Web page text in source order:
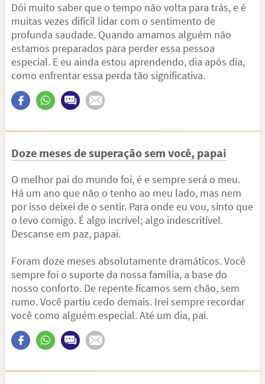
Dói muito saber que o tempo não volta para trás, e é
muitas vezes difícil lidar com o sentimento de
profunda saudade. Quando amamos alguém não
estamos preparados para perder essa pessoa
especial. E eu ainda estou aprendendo, dia após dia,
como enfrentar essa perda tão significativa.
Doze meses de superação sem você, papai
O melhor pai do mundo foi, é e sempre será o meu.
Há um ano que não o tenho ao meu lado, mas nem
por isso deixei de o sentir. Para onde eu vou, sinto que
o levo comigo. É algo incrível; algo indescritível.
Descanse em paz, papai.
Foram doze meses absolutamente dramáticos. Você
sempre foi o suporte da nossa família, a base do
nosso conforto. De repente ficamos sem chão, sem
rumo. Você partiu cedo demais. Irei sempre recordar
você como alguém especial. Até um dia, pai.